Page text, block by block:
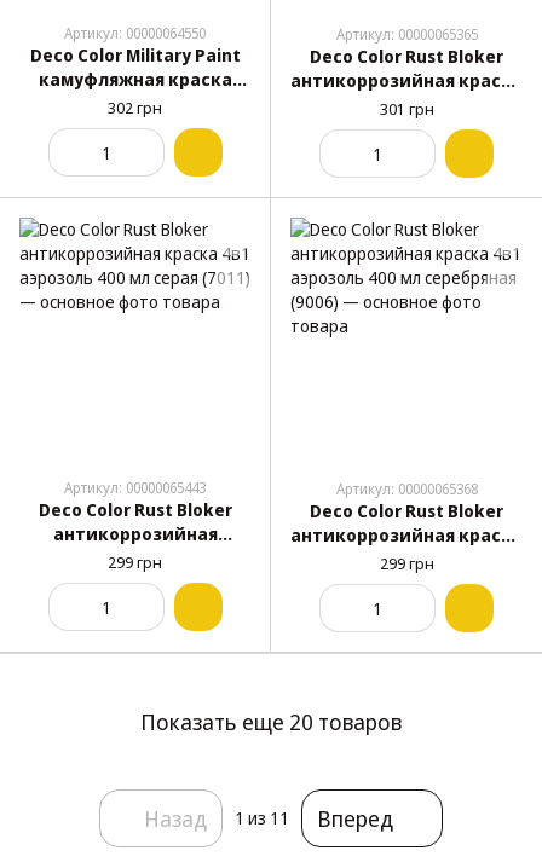
Артикул: 00000064550
Deco Color Military Paint
камуфляжная краска
аэрозоль 400 мл RAL1001
302 грн
Артикул: 00000065365
Deco Color Rust Bloker
антикоррозийная краска
4в1 аэрозоль 400 мл серая
(7035)
301 грн
Артикул: 00000065443
Deco Color Rust Bloker
антикоррозийная
краска 4в1 аэрозоль 400
мл серая (7011)
299 грн
Артикул: 00000065368
Deco Color Rust Bloker
антикоррозийная краска
4в1 аэрозоль 400 мл
серебряная (9006)
299 грн
Показать еще 20 товаров
Назад 1 из 11 Вперед